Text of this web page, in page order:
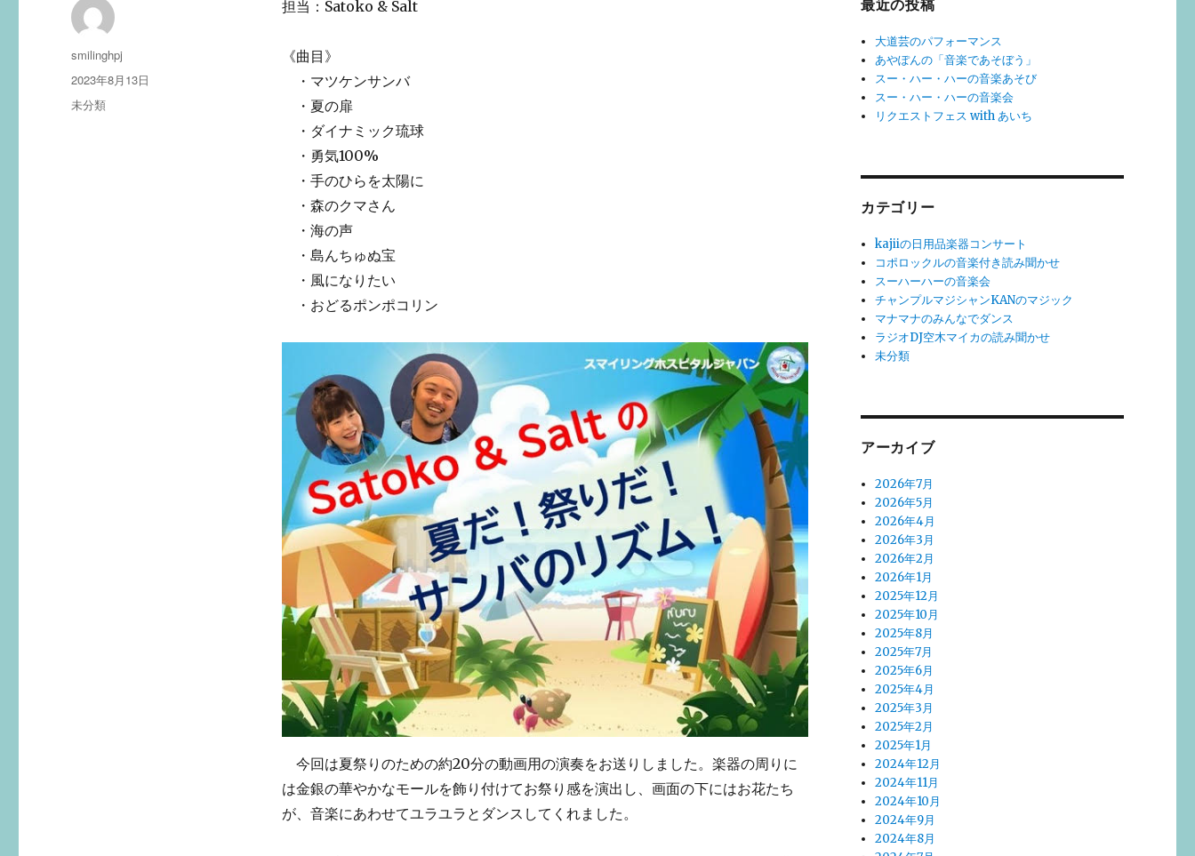
担当：Satoko & Salt
《曲目》
・マツケンサンバ
・夏の扉
・ダイナミック琉球
・勇気100%
・手のひらを太陽に
・森のクマさん
・海の声
・島んちゅぬ宝
・風になりたい
・おどるポンポコリン
今回は夏祭りのための約20分の動画用の演奏をお送りしました。楽器の周りに
は金銀の華やかなモールを飾り付けてお祭り感を演出し、画面の下にはお花たち
が、音楽にあわせてユラユラとダンスしてくれました。
投
稿
smilinghpj
投
稿
日:
2023年8月13日
カ
未分類
大道芸のパフォーマンス
あやぽんの「音楽であそぼう」
スー・ハー・ハーの音楽あそび
スー・ハー・ハーの音楽会
リクエストフェス with あいち
カテゴリー
kajiiの日用品楽器コンサート
コポロックルの音楽付き読み聞かせ
スーハーハーの音楽会
チャンプルマジシャンKANのマジック
マナマナのみんなでダンス
ラジオDJ空木マイカの読み聞かせ
未分類
アーカイブ
2026年7月
2026年5月
2026年4月
2026年3月
2026年2月
2026年1月
2025年12月
2025年10月
2025年8月
2025年7月
2025年6月
2025年4月
2025年3月
2025年2月
2025年1月
2024年12月
2024年11月
2024年10月
2024年9月
2024年8月